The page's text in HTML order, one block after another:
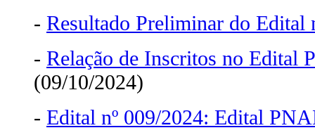
- Resultado Preliminar do Edital
- Relação de Inscritos no Edital
(09/10/2024)
- Edital nº 009/2024: Edital